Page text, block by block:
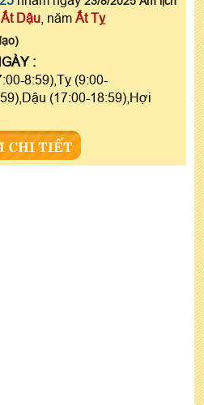
Ất Dậu , năm Ất Tỵ
:
8:59),Tỵ (9:00-
(17:00-18:59),Hợi
CHI TIẾT